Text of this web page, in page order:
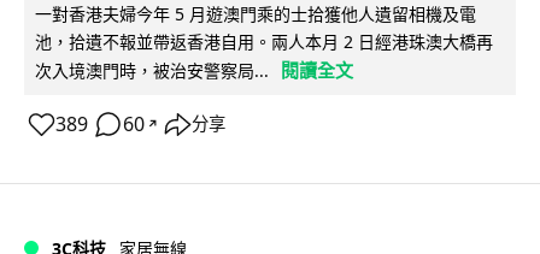
一對香港夫婦今年 5 月遊澳門乘的士拾獲他人遺留相機及電
池，拾遺不報並帶返香港自用。兩人本月 2 日經港珠澳大橋再
次入境澳門時，被治安警察局...
閱讀全文
389 60 ↗ 分享
3C科技 家居無線